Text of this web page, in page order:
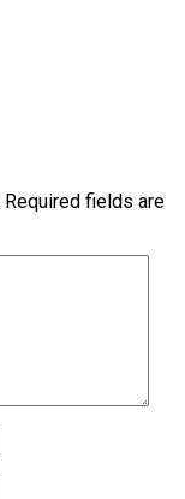
Required fields are